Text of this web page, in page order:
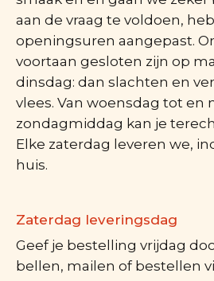
aan de vraag te voldoen,
openingsuren aangepast.
voortaan gesloten zijn op
dinsdag: dan slachten en
vlees. Van woensdag tot en
zondagmiddag kan je
Elke zaterdag leveren we,
huis.
Zaterdag leveringsdag
Geef je bestelling vrijdag
bellen, mailen of bestellen